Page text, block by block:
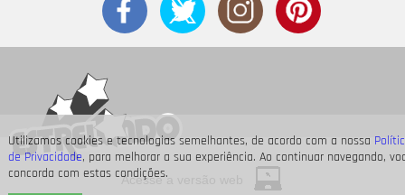
Utilizamos cookies e tecnologias semelhantes, de acordo com a nossa
de Privacidade, para melhorar a sua experiência. Ao continuar navegando,
concorda com estas condições.Acesse a versão web